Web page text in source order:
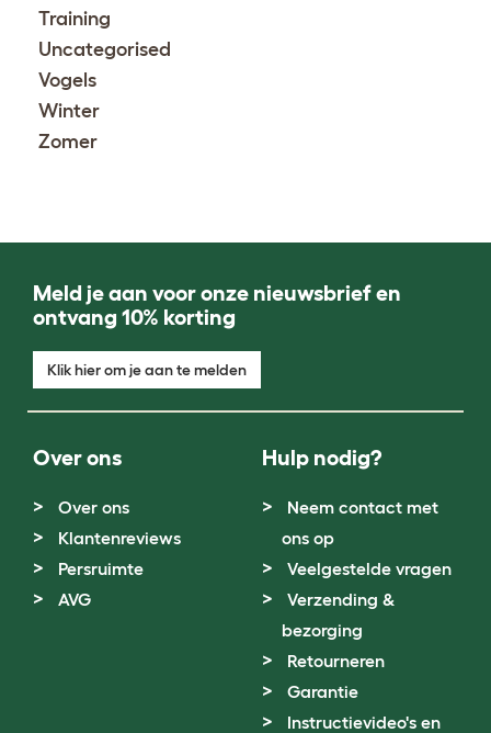
Training
Uncategorised
Vogels
Winter
Zomer
Meld je aan voor onze nieuwsbrief en
ontvang 10% korting
Klik hier om je aan te melden
Over ons
Over ons
Klantenreviews
Persruimte
AVG
Hulp nodig?
Neem contact met
ons op
Veelgestelde vragen
Verzending &
bezorging
Retourneren
Garantie
Instructievideo's en